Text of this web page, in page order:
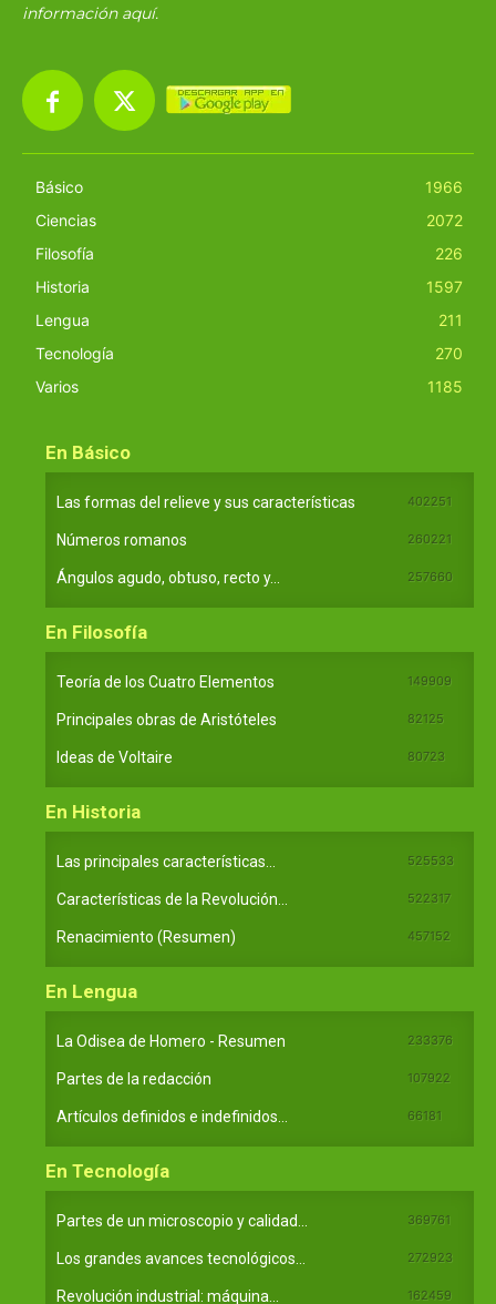
información aquí.
Básico
1966
Ciencias
2072
Filosofía
226
Historia
1597
Lengua
211
Tecnología
270
Varios
1185
En Básico
Las formas del relieve y sus características 402251
Números romanos 260221
Ángulos agudo, obtuso, recto y... 257660
En Filosofía
Teoría de los Cuatro Elementos 149909
Principales obras de Aristóteles 82125
Ideas de Voltaire 80723
En Historia
Las principales características... 525533
Características de la Revolución... 522317
Renacimiento (Resumen) 457152
En Lengua
La Odisea de Homero - Resumen 233376
Partes de la redacción 107922
Artículos definidos e indefinidos... 66181
En Tecnología
Partes de un microscopio y calidad... 369761
Los grandes avances tecnológicos... 272923
Revolución industrial: máquina... 162459